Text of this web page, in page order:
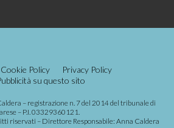
Cookie Policy
Privacy Policy
su questo sito
– registrazione n. 7 del 2014 del tribunale di
– P.I. 03329360121.
riservati – Direttore Responsabile: Anna Caldera